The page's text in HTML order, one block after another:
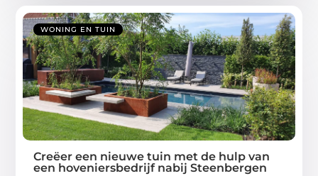
WONING EN TUIN
Creëer een nieuwe tuin met de hulp van
een hoveniersbedrijf nabij Steenbergen